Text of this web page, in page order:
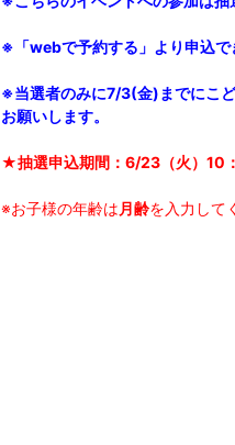
※ 「webで予約する」より申込
※当選者のみに7/3(金)までにこ
お願いします。
★抽選申込期間：6/23（火）
※お子様の年齢は 月齢を入力して